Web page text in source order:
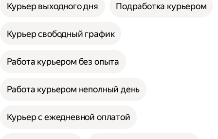
Курьер выходного дня Подработка курьером
Курьер свободный график
Работа курьером без опыта
Работа курьером неполный день
Курьер с ежедневной оплатой